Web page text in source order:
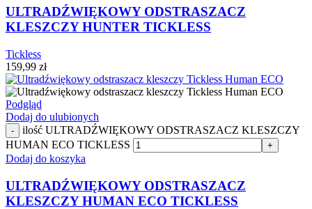
ULTRADŹWIĘKOWY ODSTRASZACZ
KLESZCZY HUNTER TICKLESS
Tickless
159,99 zł
Podgląd
Dodaj do ulubionych
-
ilość ULTRADŹWIĘKOWY ODSTRASZACZ KLESZCZY
HUMAN ECO TICKLESS
+
Dodaj do koszyka
ULTRADŹWIĘKOWY ODSTRASZACZ
KLESZCZY HUMAN ECO TICKLESS